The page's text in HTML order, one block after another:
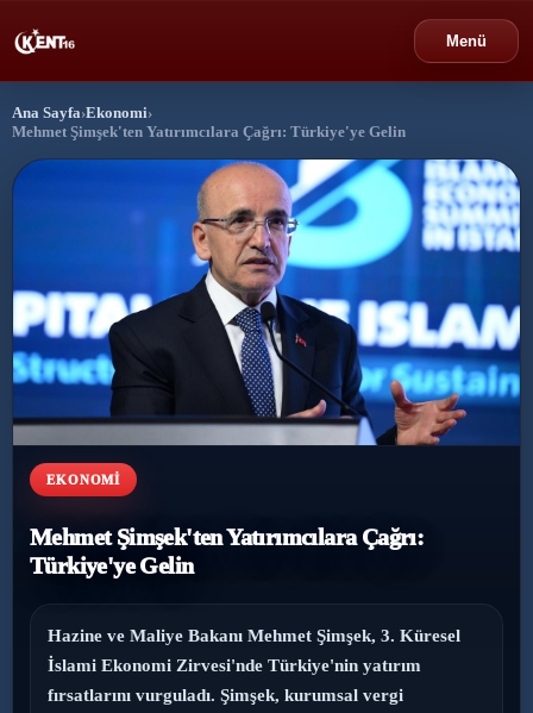
Menü
Bursa
›
›
Spor ›
Ekonomi ›
Dünya
Magazin
Sağlık
Yaşam
Ana Sayfa›Ekonomi›
Mehmet Şimşek'ten Yatırımcılara Çağrı: Türkiye'ye Gelin
EKONOMI
Mehmet Şimşek'ten Yatırımcılara Çağrı:
Türkiye'ye Gelin
Hazine ve Maliye Bakanı Mehmet Şimşek, 3. Küresel
İslami Ekonomi Zirvesi'nde Türkiye'nin yatırım
fırsatlarını vurguladı. Şimşek, kurumsal vergi